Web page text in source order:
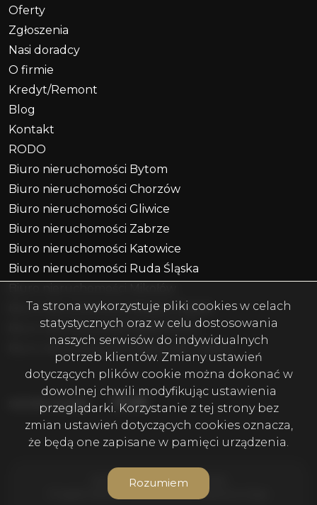
Oferty
Zgłoszenia
Nasi doradcy
O firmie
Kredyt/Remont
Blog
Kontakt
RODO
Biuro nieruchomości Bytom
Biuro nieruchomości Chorzów
Biuro nieruchomości Gliwice
Biuro nieruchomości Zabrze
Biuro nieruchomości Katowice
Biuro nieruchomości Ruda Śląska
Biuro nieruchomości Piekary Śląskie
Biuro nieruchomości Radzionków
Biuro nieruchomości Miasteczko Śląskie
social media Facebook
Facebook
Facebook
WOLF Nieruchomości © 2026
Program dla biur nieruchomości
Galactica Virgo
Ta strona wykorzystuje pliki cookies w celach
statystycznych oraz w celu dostosowania
naszych serwisów do indywidualnych
potrzeb klientów. Zmiany ustawień
dotyczących plików cookie można dokonać w
dowolnej chwili modyfikując ustawienia
przeglądarki. Korzystanie z tej strony bez
zmian ustawień dotyczących cookies oznacza,
że będą one zapisane w pamięci urządzenia.
Rozumiem